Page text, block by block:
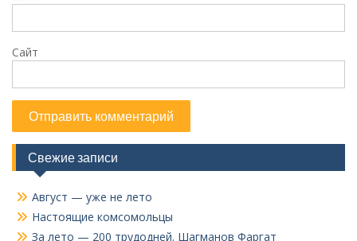
Сайт
Свежие записи
Август — уже не лето
Настоящие комсомольцы
За лето — 200 трудодней. Шагманов Фаргат